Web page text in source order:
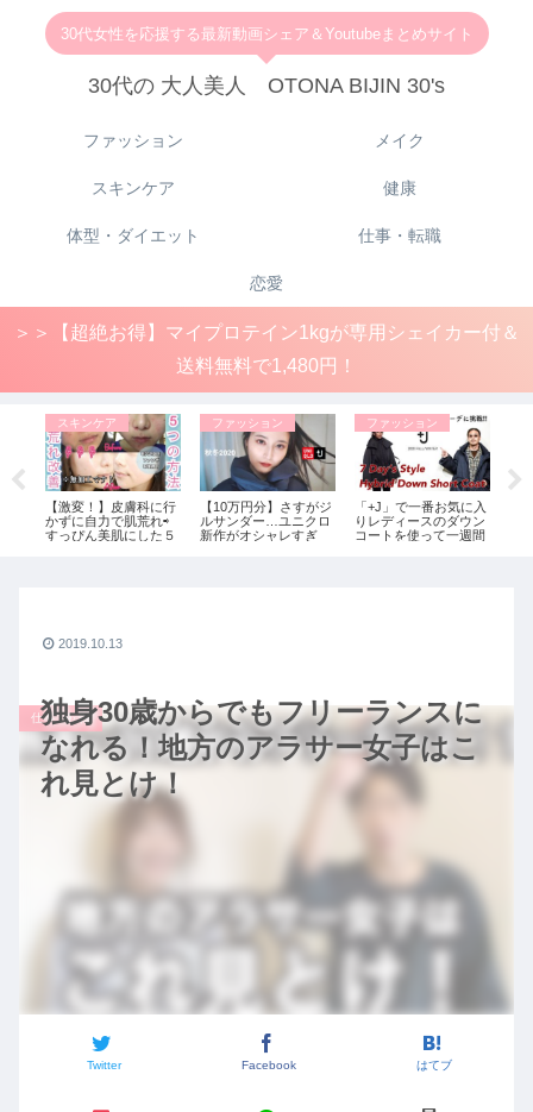
30代女性を応援する最新動画シェア＆Youtubeまとめサイト
30代の 大人美人 OTONA BIJIN 30's
ファッション メイク
スキンケア 健康
体型・ダイエット 仕事・転職
恋愛
＞＞【超絶お得】マイプロテイン1kgが専用シェイカー付＆
送料無料で1,480円！
スキンケア
【激変！】皮膚科に行
かずに自力で肌荒れ⇨
すっぴん美肌にした５
ファッション
【10万円分】さすがジ
ルサンダー…ユニクロ
新作がオシャレすぎ
ファッション
「+J」で一番お気に入
りレディースのダウン
コートを使って一週間
独身30歳からでもフリーランスに
なれる！地方のアラサー女子はこ
れ見とけ！
仕事・転職
Twitter Facebook はてブ
2019.10.13